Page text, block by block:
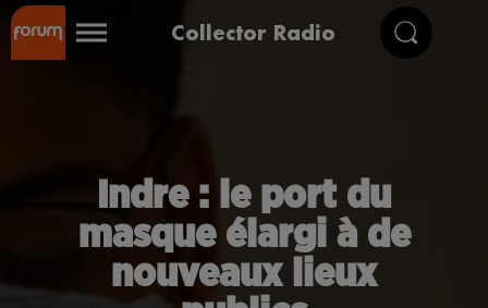
Collector Radio
Indre : le port du
masque élargi à de
nouveaux lieux